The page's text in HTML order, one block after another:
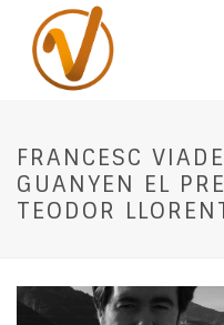
FRANCESC
GUANYEN EL
TEODOR